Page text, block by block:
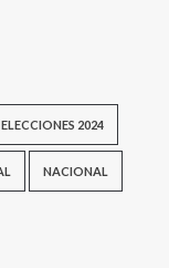
ELECCIONES 2024
NACIONAL